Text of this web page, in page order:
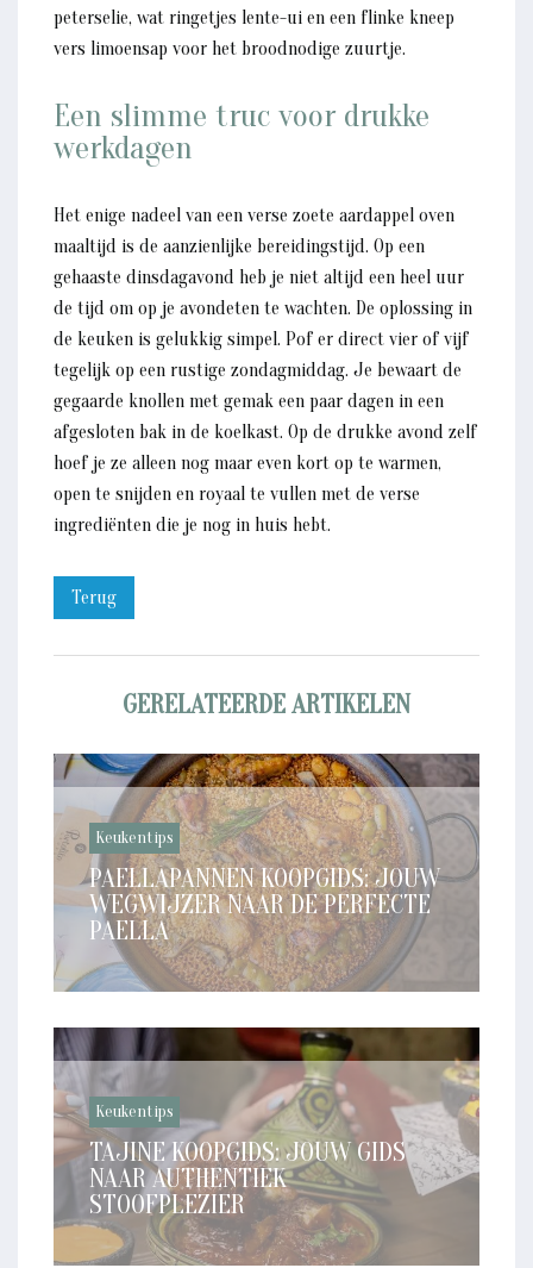
peterselie, wat ringetjes lente-ui en een flinke kneep
vers limoensap voor het broodnodige zuurtje.
Een slimme truc voor drukke
werkdagen
Het enige nadeel van een verse zoete aardappel oven
maaltijd is de aanzienlijke bereidingstijd. Op een
gehaaste dinsdagavond heb je niet altijd een heel uur
de tijd om op je avondeten te wachten. De oplossing in
de keuken is gelukkig simpel. Pof er direct vier of vijf
tegelijk op een rustige zondagmiddag. Je bewaart de
gegaarde knollen met gemak een paar dagen in een
afgesloten bak in de koelkast. Op de drukke avond zelf
hoef je ze alleen nog maar even kort op te warmen,
open te snijden en royaal te vullen met de verse
ingrediënten die je nog in huis hebt.
Terug
GERELATEERDE ARTIKELEN
Keukentips
PAELLAPANNEN KOOPGIDS: JOUW
WEGWIJZER NAAR DE PERFECTE
PAELLA
Keukentips
TAJINE KOOPGIDS: JOUW GIDS
NAAR AUTHENTIEK
STOOFPLEZIER